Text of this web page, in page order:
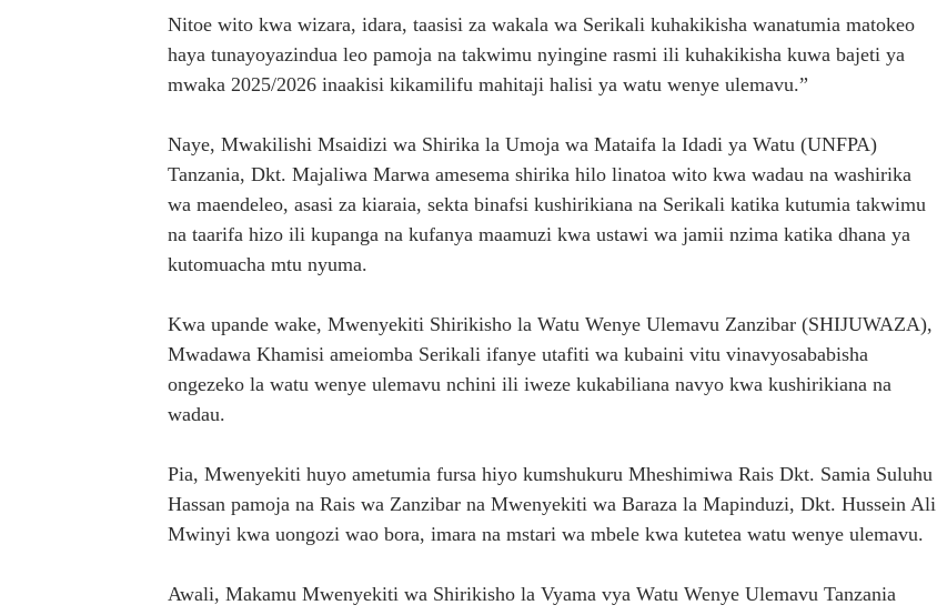
Nitoe wito kwa wizara, idara, taasisi za wakala wa Serikali kuhakikisha wanatumia matokeo
haya tunayoyazindua leo pamoja na takwimu nyingine rasmi ili kuhakikisha kuwa bajeti ya
mwaka 2025/2026 inaakisi kikamilifu mahitaji halisi ya watu wenye ulemavu.”
Naye, Mwakilishi Msaidizi wa Shirika la Umoja wa Mataifa la Idadi ya Watu (UNFPA)
Tanzania, Dkt. Majaliwa Marwa amesema shirika hilo linatoa wito kwa wadau na washirika
wa maendeleo, asasi za kiaraia, sekta binafsi kushirikiana na Serikali katika kutumia takwimu
na taarifa hizo ili kupanga na kufanya maamuzi kwa ustawi wa jamii nzima katika dhana ya
kutomuacha mtu nyuma.
Kwa upande wake, Mwenyekiti Shirikisho la Watu Wenye Ulemavu Zanzibar (SHIJUWAZA),
Mwadawa Khamisi ameiomba Serikali ifanye utafiti wa kubaini vitu vinavyosababisha
ongezeko la watu wenye ulemavu nchini ili iweze kukabiliana navyo kwa kushirikiana na
wadau.
Pia, Mwenyekiti huyo ametumia fursa hiyo kumshukuru Mheshimiwa Rais Dkt. Samia Suluhu
Hassan pamoja na Rais wa Zanzibar na Mwenyekiti wa Baraza la Mapinduzi, Dkt. Hussein Ali
Mwinyi kwa uongozi wao bora, imara na mstari wa mbele kwa kutetea watu wenye ulemavu.
Awali, Makamu Mwenyekiti wa Shirikisho la Vyama vya Watu Wenye Ulemavu Tanzania